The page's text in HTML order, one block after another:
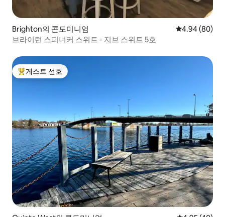
Brighton의 콘도미니엄 평점 4.94점(5
4.94 (80)
브라이턴 스피너커 스위트 - 지브 스위트 5호
상위 게스트 선호
게스트 선호